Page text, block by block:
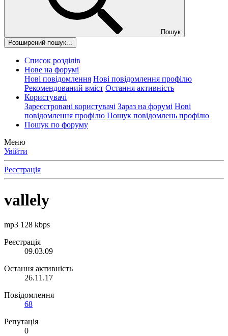
Пошук
Розширений пошук...
Список розділів
Нове на форумі
Нові повідомлення Нові повідомлення профілю
Рекомендований вміст Остання активність
Користувачі
Зареєстровані користувачі Зараз на форумі Нові
повідомлення профілю Пошук повідомлень профілю
Пошук по форуму
Меню
Увійти
Реєстрація
vallely
mp3 128 kbps
Реєстрація
09.03.09
Остання активність
26.11.17
Повідомлення
68
Репутація
0